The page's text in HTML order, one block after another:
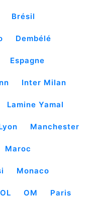
Brésil
Dembélé
Espagne
Inter Milan
Lamine Yamal
Manchester
Maroc
Monaco
OL OM Paris